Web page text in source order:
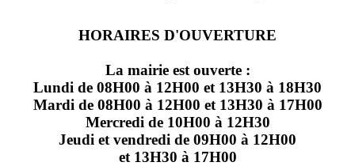
HORAIRES D'OUVERTURE
La mairie est ouverte :
Lundi de 08H00 à 12H00 et 13H30 à 18H30
Mardi de 08H00 à 12H00 et 13H30 à 17H00
Mercredi de 10H00 à 12H30
Jeudi et vendredi de 09H00 à 12H00
et 13H30 à 17H00